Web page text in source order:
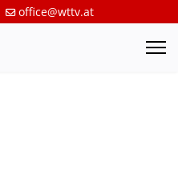
office@wttv.at